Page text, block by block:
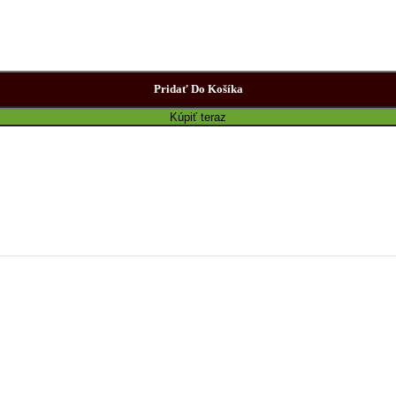
Pridať Do Košíka
Kúpiť teraz